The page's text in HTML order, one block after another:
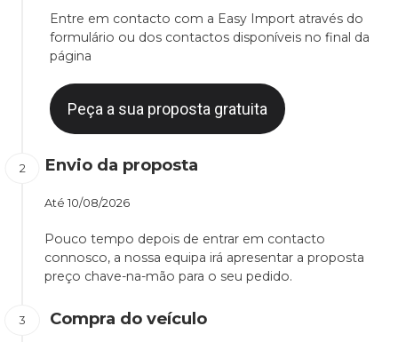
Entre em contacto com a Easy Import através do
formulário ou dos contactos disponíveis no final da
página
Peça a sua proposta gratuita
Envio da proposta
Até 10/08/2026
Pouco tempo depois de entrar em contacto
connosco, a nossa equipa irá apresentar a proposta
preço chave-na-mão para o seu pedido.
Compra do veículo